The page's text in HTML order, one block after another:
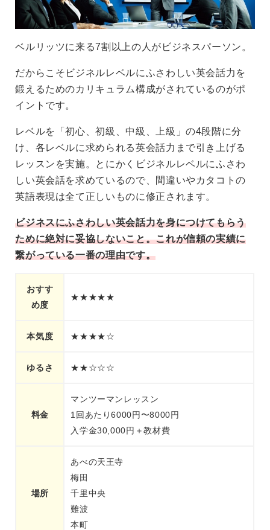
ベルリッツに来る7割以上の人がビジネスパーソン。
だからこそビジネルレベルにふさわしい英会話力を
鍛えるためのカリキュラム構成がされているのがポ
イントです。
レベルを「初心、初級、中級、上級」の4段階に分
け、各レベルに求められる英会話力まで引き上げる
レッスンを実施。とにかくビジネルレベルにふさわ
しい英会話を求めているので、間違いやカタコトの
英語表現は全て正しいものに修正されます。
ビジネスにふさわしい英会話力を身につけてもらう
ために絶対に妥協しないこと。これが信頼の実績に
繋がっている一番の理由です。
おすす
め度
★★★★★
本気度 ★★★★☆
ゆるさ ★★☆☆☆
料金
マンツーマンレッスン
1回あたり6000円〜8000円
入学金30,000円＋教材費
場所
あべの天王寺
梅田
千里中央
難波
本町